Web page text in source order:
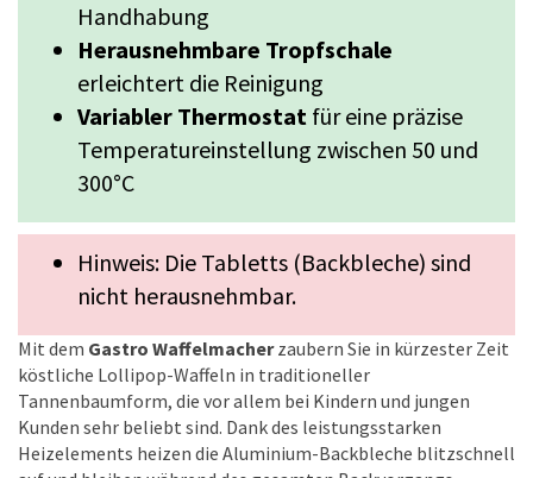
Handhabung
Herausnehmbare Tropfschale
erleichtert die Reinigung
Variabler Thermostat für eine präzise
Temperatureinstellung zwischen 50 und
300°C
Hinweis: Die Tabletts (Backbleche) sind
nicht herausnehmbar.
Mit dem Gastro Waffelmacherzaubern Sie in kürzester Zeit
köstliche Lollipop-Waffeln in traditioneller
Tannenbaumform, die vor allem bei Kindern und jungen
Kunden sehr beliebt sind. Dank des leistungsstarken
Heizelements heizen die Aluminium-Backbleche blitzschnell